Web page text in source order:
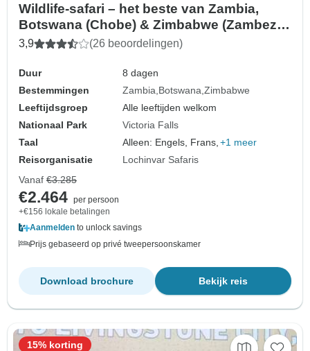
Wildlife-safari – het beste van Zambia,
Botswana (Chobe) & Zimbabwe (Zambezi)
– 8 dagen
3,9 (26 beoordelingen)
Duur
8 dagen
Bestemmingen
Zambia Botswana Zimbabwe
Leeftijdsgroep
Alle leeftijden welkom
Nationaal Park
Victoria Falls
Taal
Alleen: Engels, Frans, +1 meer
Reisorganisatie
Lochinvar Safaris
Vanaf €3.285
€2.464 per persoon
+€156 lokale betalingen
Aanmelden to unlock savings
Prijs gebaseerd op privé tweepersoonskamer
Bekijk reis
Download brochure
15% korting